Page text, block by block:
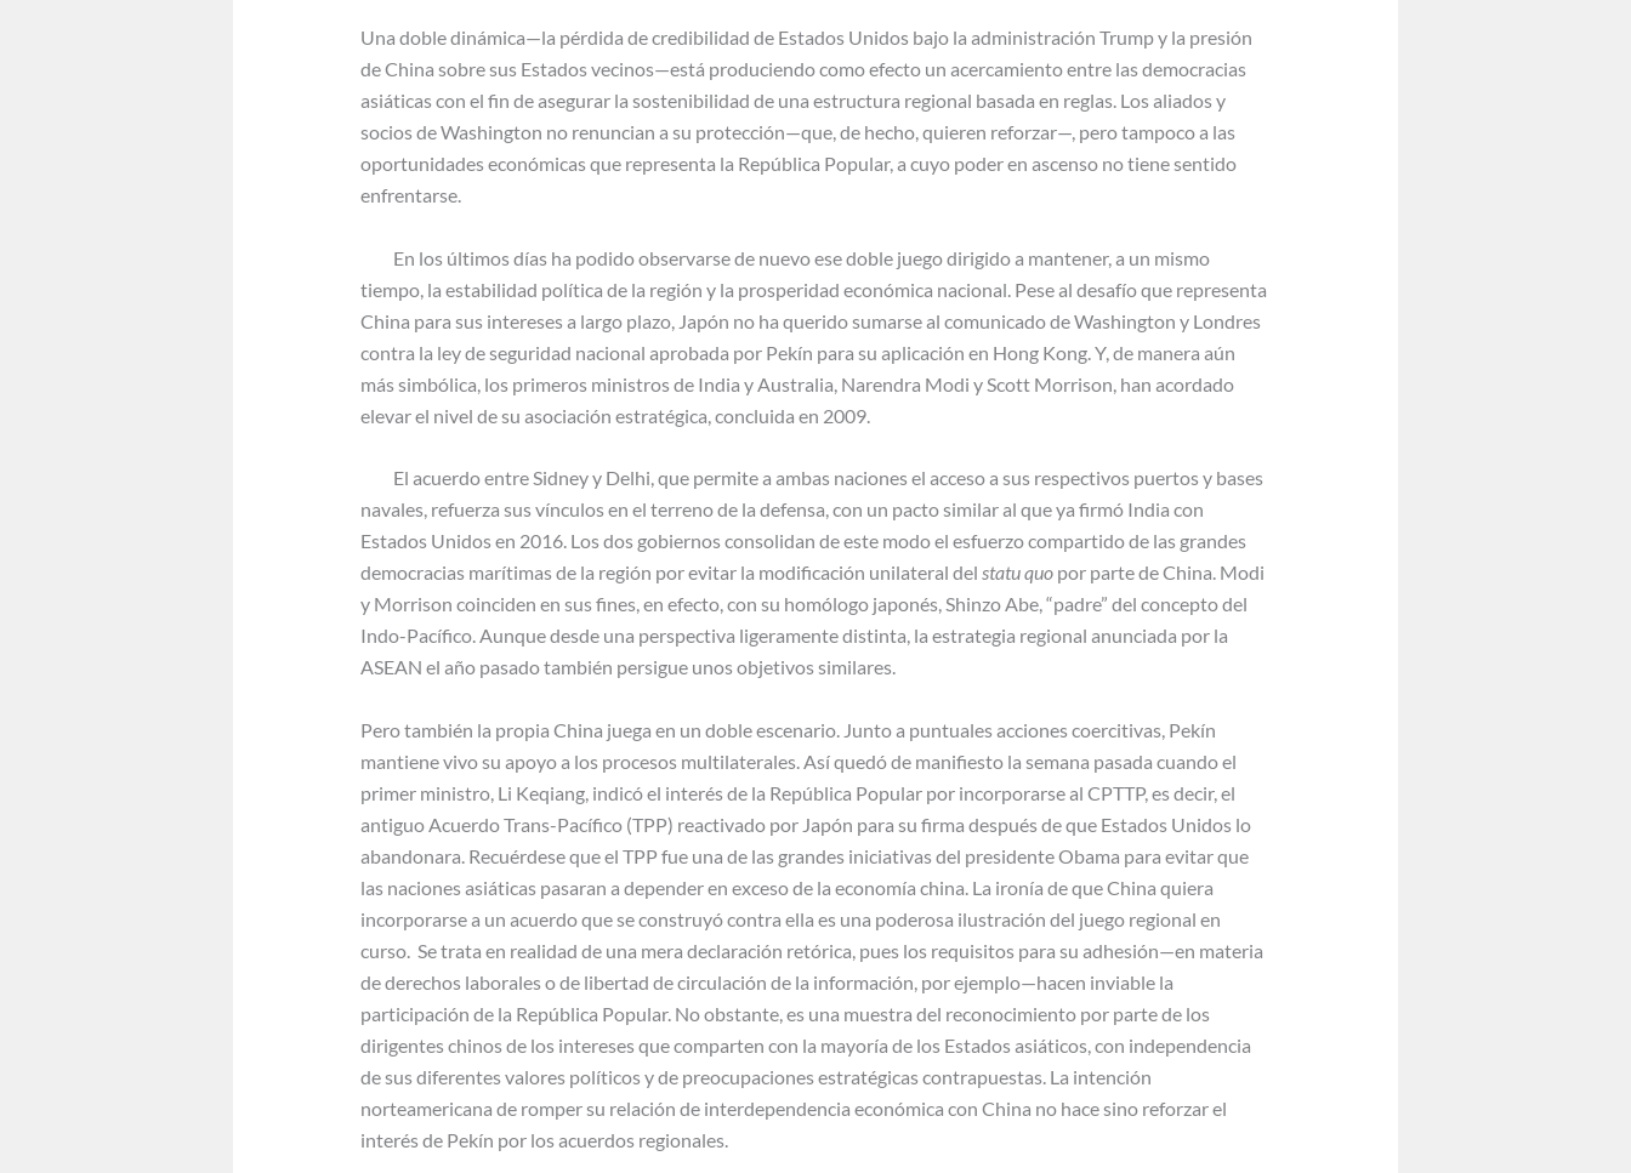
Una doble dinámica—la pérdida de credibilidad de Estados Unidos bajo la administración Trump y la presión
de China sobre sus Estados vecinos—está produciendo como efecto un acercamiento entre las democracias
asiáticas con el fin de asegurar la sostenibilidad de una estructura regional basada en reglas. Los aliados y
socios de Washington no renuncian a su protección—que, de hecho, quieren reforzar—, pero tampoco a las
oportunidades económicas que representa la República Popular, a cuyo poder en ascenso no tiene sentido
enfrentarse.
En los últimos días ha podido observarse de nuevo ese doble juego dirigido a mantener, a un mismo
tiempo, la estabilidad política de la región y la prosperidad económica nacional. Pese al desafío que representa
China para sus intereses a largo plazo, Japón no ha querido sumarse al comunicado de Washington y Londres
contra la ley de seguridad nacional aprobada por Pekín para su aplicación en Hong Kong. Y, de manera aún
más simbólica, los primeros ministros de India y Australia, Narendra Modi y Scott Morrison, han acordado
elevar el nivel de su asociación estratégica, concluida en 2009.
El acuerdo entre Sidney y Delhi, que permite a ambas naciones el acceso a sus respectivos puertos y bases
navales, refuerza sus vínculos en el terreno de la defensa, con un pacto similar al que ya firmó India con
Estados Unidos en 2016. Los dos gobiernos consolidan de este modo el esfuerzo compartido de las grandes
democracias marítimas de la región por evitar la modificación unilateral del statu quo por parte de China. Modi
y Morrison coinciden en sus fines, en efecto, con su homólogo japonés, Shinzo Abe, “padre” del concepto del
Indo-Pacífico. Aunque desde una perspectiva ligeramente distinta, la estrategia regional anunciada por la
ASEAN el año pasado también persigue unos objetivos similares.
Pero también la propia China juega en un doble escenario. Junto a puntuales acciones coercitivas, Pekín
mantiene vivo su apoyo a los procesos multilaterales. Así quedó de manifiesto la semana pasada cuando el
primer ministro, Li Keqiang, indicó el interés de la República Popular por incorporarse al CPTTP, es decir, el
antiguo Acuerdo Trans-Pacífico (TPP) reactivado por Japón para su firma después de que Estados Unidos lo
abandonara. Recuérdese que el TPP fue una de las grandes iniciativas del presidente Obama para evitar que
las naciones asiáticas pasaran a depender en exceso de la economía china. La ironía de que China quiera
incorporarse a un acuerdo que se construyó contra ella es una poderosa ilustración del juego regional en
curso. Se trata en realidad de una mera declaración retórica, pues los requisitos para su adhesión—en materia
de derechos laborales o de libertad de circulación de la información, por ejemplo—hacen inviable la
participación de la República Popular. No obstante, es una muestra del reconocimiento por parte de los
dirigentes chinos de los intereses que comparten con la mayoría de los Estados asiáticos, con independencia
de sus diferentes valores políticos y de preocupaciones estratégicas contrapuestas. La intención
norteamericana de romper su relación de interdependencia económica con China no hace sino reforzar el
interés de Pekín por los acuerdos regionales.